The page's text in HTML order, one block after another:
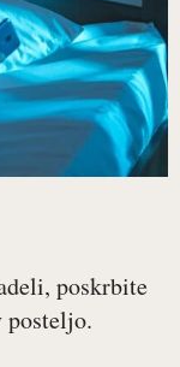
poskrbite
posteljo.